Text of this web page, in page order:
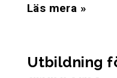
Läs mera »
Utbildning